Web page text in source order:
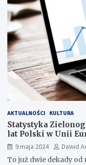
AKTUALNOŚCI KULTURA
Statystyka
lat Polski w Unii
9 maja 2024
Dawid
To już dwie dekady od